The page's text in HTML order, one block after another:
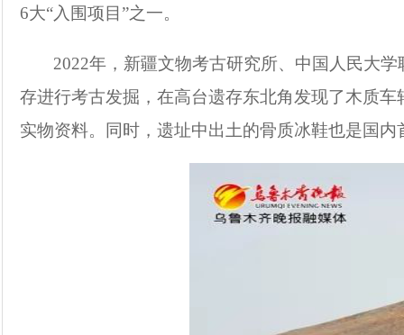
6大“入围项目”之一。
2022年，新疆文物考古研究所、中国人民大
存进行考古发掘，在高台遗存东北角发现了木质
实物资料。同时，遗址中出土的骨质冰鞋也是国内